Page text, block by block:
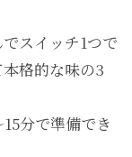
スイッチ1つで
格的な味の3
分で準備でき